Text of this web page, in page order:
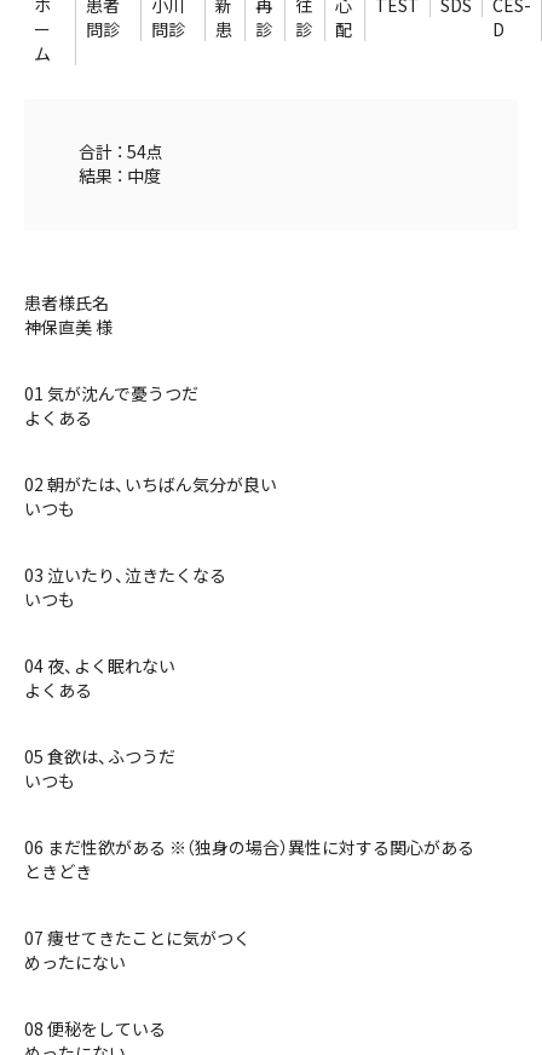
ー
ム
問診
問診
患
診
診
配
D
合計 ： 54点
結果 ： 中度
患者様氏名
神保直美 様
01 気が沈んで憂うつだ
よくある
02 朝がたは、いちばん気分が良い
いつも
03 泣いたり、泣きたくなる
いつも
04 夜、よく眠れない
よくある
05 食欲は、ふつうだ
いつも
06 まだ性欲がある ※（独身の場合）異性に対する関心がある
ときどき
07 痩せてきたことに気がつく
めったにない
08 便秘をしている